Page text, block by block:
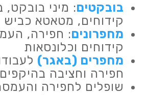
בובקטים: מיני בובקט,
קידוחים, מטאטא כביש
מחפרונים: חפירה,
קידוחים וכלונסאות
מחפרים (באגר)
חפירה וחציבה
שופלים לחפירה